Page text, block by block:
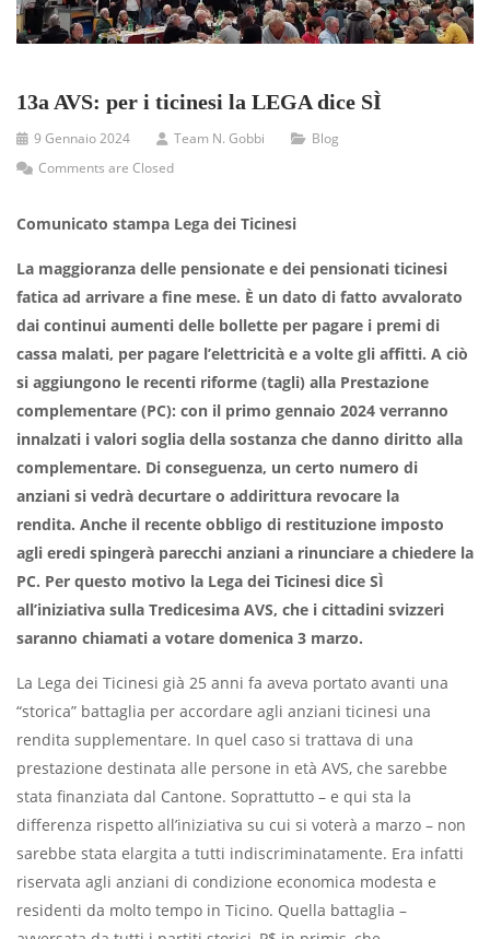
13a AVS: per i ticinesi la LEGA dice SÌ
9 Gennaio 2024 Team N. Gobbi
Blog
Comments are Closed
Comunicato stampa Lega dei Ticinesi
La maggioranza delle pensionate e dei pensionati ticinesi
fatica ad arrivare a fine mese. È un dato di fatto avvalorato
dai continui aumenti delle bollette per pagare i premi di
cassa malati, per pagare l’elettricità e a volte gli affitti. A ciò
si aggiungono le recenti riforme (tagli) alla Prestazione
complementare (PC): con il primo gennaio 2024 verranno
innalzati i valori soglia della sostanza che danno diritto alla
complementare. Di conseguenza, un certo numero di
anziani si vedrà decurtare o addirittura revocare la
rendita. Anche il recente obbligo di restituzione imposto
agli eredi spingerà parecchi anziani a rinunciare a chiedere la
PC. Per questo motivo la Lega dei Ticinesi dice SÌ
all’iniziativa sulla Tredicesima AVS, che i cittadini svizzeri
saranno chiamati a votare domenica 3 marzo.
La Lega dei Ticinesi già 25 anni fa aveva portato avanti una
“storica” battaglia per accordare agli anziani ticinesi una
rendita supplementare. In quel caso si trattava di una
prestazione destinata alle persone in età AVS, che sarebbe
stata finanziata dal Cantone. Soprattutto – e qui sta la
differenza rispetto all’iniziativa su cui si voterà a marzo – non
sarebbe stata elargita a tutti indiscriminatamente. Era infatti
riservata agli anziani di condizione economica modesta e
residenti da molto tempo in Ticino. Quella battaglia –